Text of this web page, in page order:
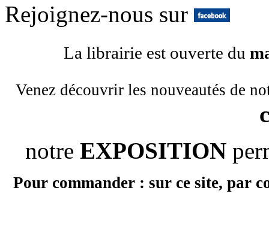
Rejoignez-nous sur
La librairie est ouverte du
Venez découvrir les nouveautés de
notre EXPOSITION
Pour commander : sur ce site, par